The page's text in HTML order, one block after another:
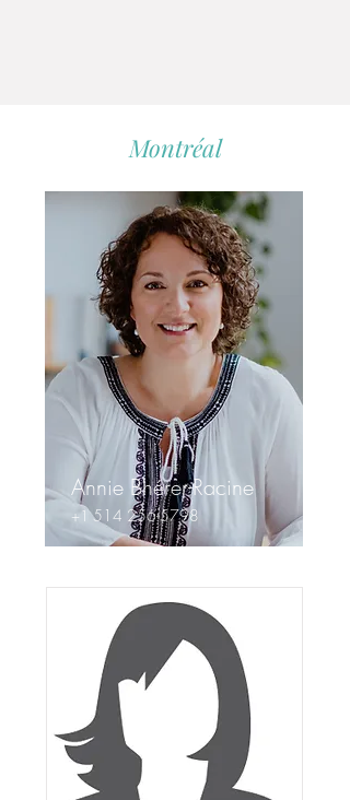
Montréal
Annie Bhérer-Racine
+1514 256-5798